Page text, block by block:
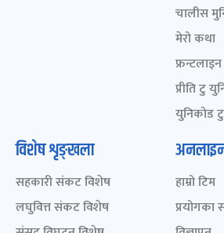
चालीस
मेरो कथा
प्रीति टु
युनिकोड टु
विशेष शृङ्खला
सहकारी संकट विशेष
लघुवित्त संकट विशेष
हाम्रो टिम
प्रयोगका